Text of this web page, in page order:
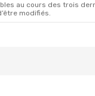
au cours des trois
modifiés.